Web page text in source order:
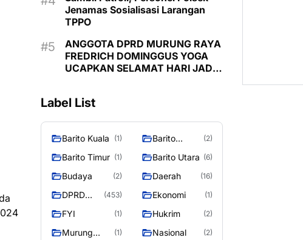
Jenamas Sosialisasi Larangan
TPPO
ANGGOTA DPRD MURUNG RAYA
FREDRICH DOMINGGUS YOGA
UCAPKAN SELAMAT HARI JADI
Label List
Barito Kuala (1)
Barito
(2)
Barito Timur (1) Barito Utara (6)
Budaya (2) Daerah (16)
DPRD
RAYA
(453) Ekonomi (1)
FYI (1) Hukrim (2)
Murung
(1) Nasional (2)